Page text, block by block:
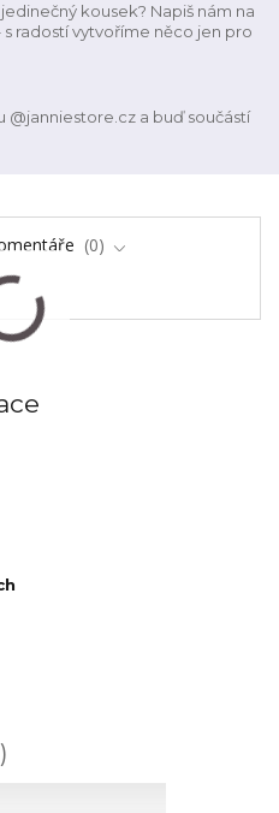
kousek? Napiš nám na
radostí vytvoříme něco jen pro
@janniestore.cz a buď součástí
0